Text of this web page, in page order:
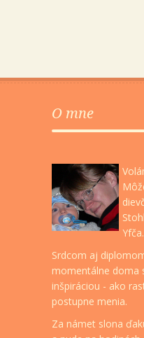
O mne
Yfča.
Srdcom aj
momentálne doma
inšpiráciou - ako
postupne menia.
Za námet slona